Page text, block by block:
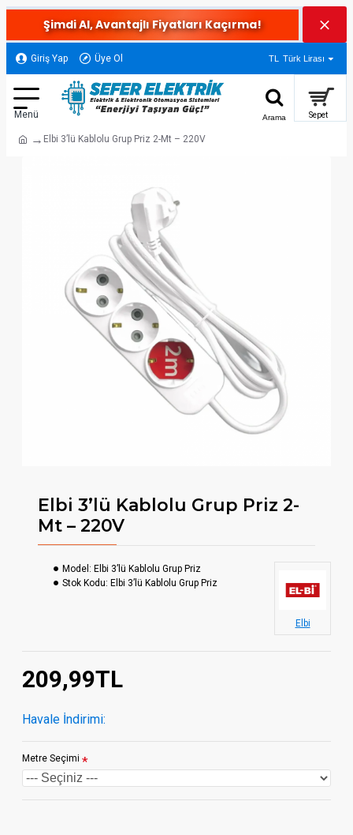
Şimdi Al, Avantajlı Fiyatları Kaçırma!
Giriş Yap Üye Ol TL Türk Lirası
Elbi 3’lü Kablolu Grup Priz 2-Mt – 220V
Elbi 3’lü Kablolu Grup Priz 2-
Mt – 220V
209,99TL
Havale İndirimi:
Model: Elbi 3’lü Kablolu Grup Priz
Stok Kodu: Elbi 3’lü Kablolu Grup Priz
Elbi
Metre Seçimi